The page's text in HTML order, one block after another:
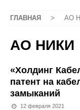
ГЛАВНАЯ > АО
АО НИКИ
«Холдинг
патент на
замыканий
12 февраля 2021